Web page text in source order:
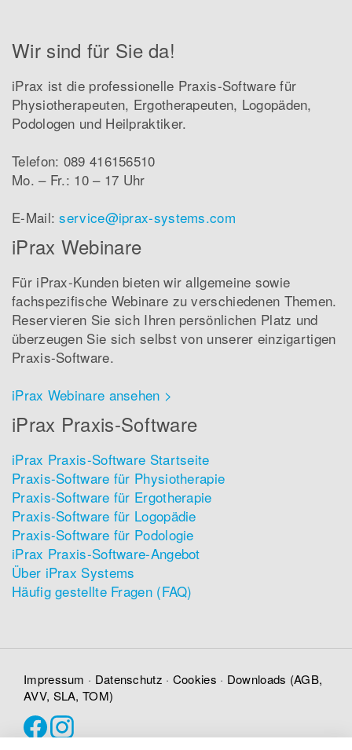
Wir sind für Sie da!
iPrax ist die professionelle Praxis-Software für
Physiotherapeuten, Ergotherapeuten, Logopäden,
Podologen und Heilpraktiker.
Telefon: 089 416156510
Mo. – Fr.: 10 – 17 Uhr
E-Mail:service@iprax-systems.com
iPrax Webinare
Für iPrax-Kunden bieten wir allgemeine sowie
fachspezifische Webinare zu verschiedenen Themen.
Reservieren Sie sich Ihren persönlichen Platz und
überzeugen Sie sich selbst von unserer einzigartigen
Praxis-Software.
iPrax Webinare ansehen >
iPrax Praxis-Software
iPrax Praxis-Software Startseite
Praxis-Software für Physiotherapie
Praxis-Software für Ergotherapie
Praxis-Software für Logopädie
Praxis-Software für Podologie
iPrax Praxis-Software-Angebot
Über iPrax Systems
Häufig gestellte Fragen (FAQ)
Impressum · Datenschutz · Cookies · Downloads (AGB,
AVV, SLA, TOM)